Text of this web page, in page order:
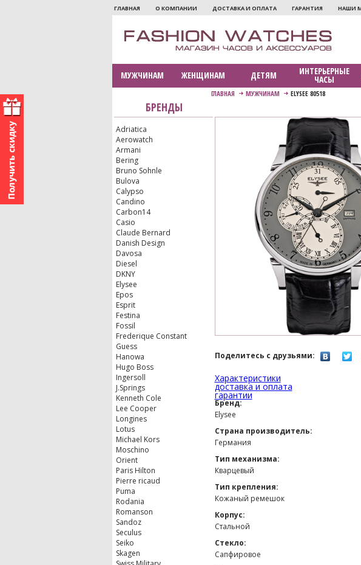
ГЛАВНАЯ О КОМПАНИИ ДОСТАВКА И ОПЛАТА ГАРАНТИЯ НАШИ
МУЖЧИНАМ ЖЕНЩИНАМ ДЕТЯМ ИНТЕРЬЕРНЫЕ
ЧАСЫ
ГЛАВНАЯ МУЖЧИНАМ ELYSEE 80518
БРЕНДЫ
Adriatica
Aerowatch
Armani
Bering
Bruno Sohnle
Bulova
Calypso
Candino
Carbon14
Casio
Claude Bernard
Danish Design
Davosa
Diesel
DKNY
Elysee
Epos
Esprit
Festina
Fossil
Frederique Constant
Guess
Hanowa
Hugo Boss
Ingersoll
J.Springs
Kenneth Cole
Lee Cooper
Longines
Lotus
Michael Kors
Moschino
Orient
Paris Hilton
Pierre ricaud
Puma
Rodania
Romanson
Sandoz
Seculus
Seiko
Skagen
Поделитесь с друзьями:
Характеристики
доставка и оплата
гарантии
Бренд:
Elysee
Страна производитель:
Германия
Тип механизма:
Кварцевый
Тип крепления:
Кожаный ремешок
Корпус:
Стальной
Стекло:
Сапфировое